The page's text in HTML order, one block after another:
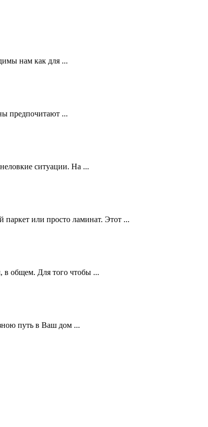
нам как для ...
предпочитают ...
ситуации. На ...
или просто ламинат. Этот ...
в общем. Для того чтобы ...
путь в Ваш дом ...